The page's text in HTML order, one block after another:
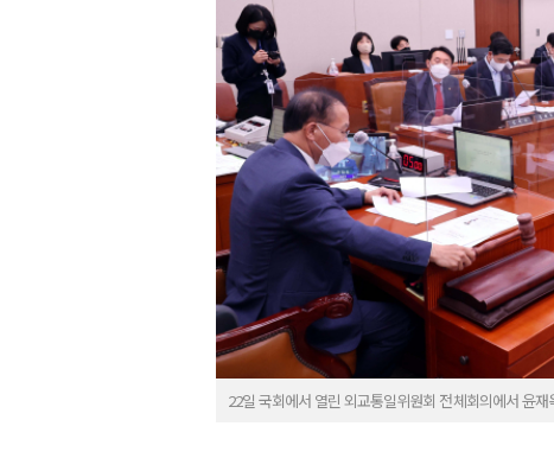
22일 국회에서 열린 외교통일위원회 전체회의에서 윤